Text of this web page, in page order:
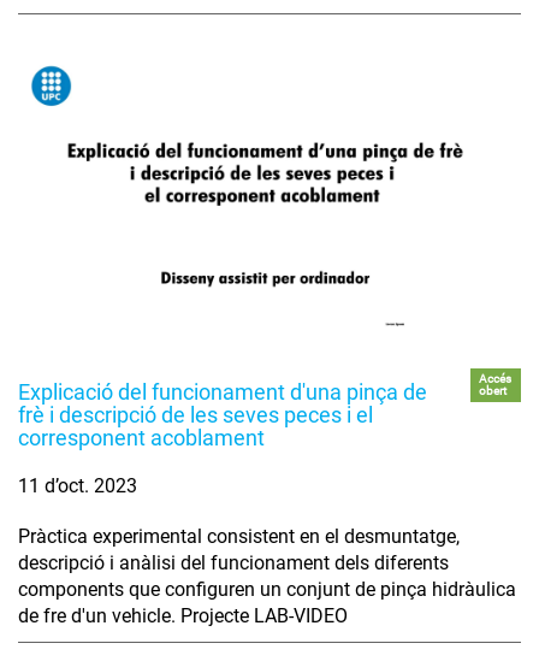
Explicació del funcionament d'una pinça de
frè i descripció de les seves peces i el
corresponent acoblament
Accés
obert
11 d’oct. 2023
Pràctica experimental consistent en el desmuntatge,
descripció i anàlisi del funcionament dels diferents
components que configuren un conjunt de pinça hidràulica
de fre d'un vehicle. Projecte LAB-VIDEO